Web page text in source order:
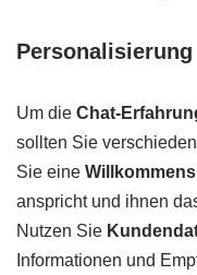
Um die Chat-
sollten Sie
Sie eine
anspricht und ihnen
Nutzen Sie
Informationen und